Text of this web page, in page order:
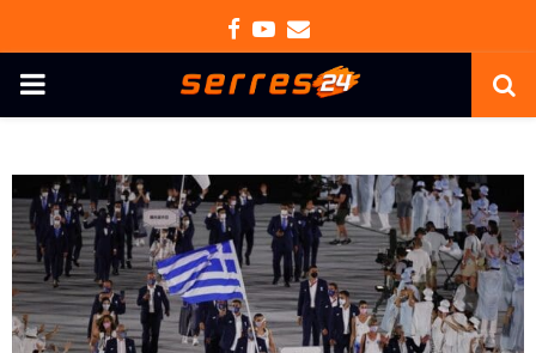
Facebook
Youtube
Email
PRIMARY